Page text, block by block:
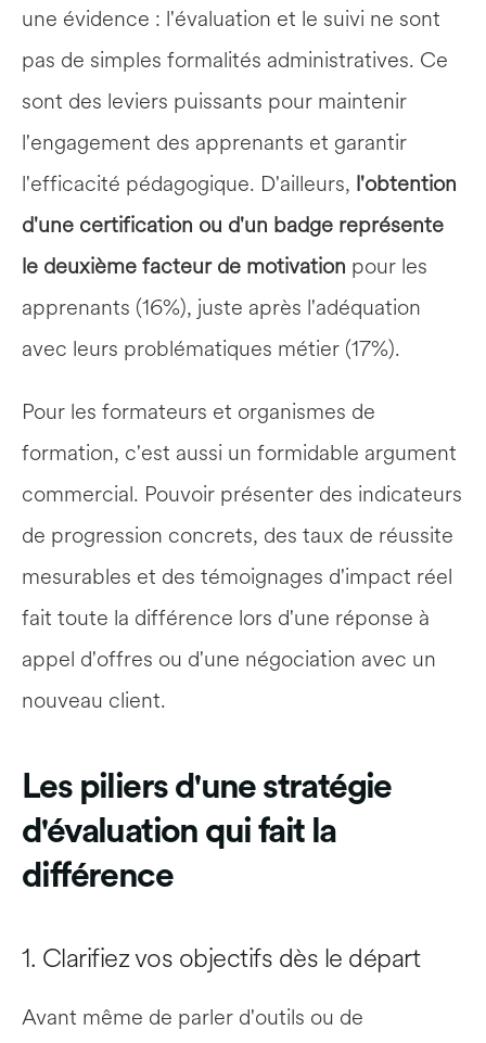
une évidence : l'évaluation et le suivi ne sont
pas de simples formalités administratives. Ce
sont des leviers puissants pour maintenir
l'engagement des apprenants et garantir
l'efficacité pédagogique. D'ailleurs, l'obtention
d'une certification ou d'un badge représente
le deuxième facteur de motivation pour les
apprenants (16%), juste après l'adéquation
avec leurs problématiques métier (17%).
Pour les formateurs et organismes de
formation, c'est aussi un formidable argument
commercial. Pouvoir présenter des indicateurs
de progression concrets, des taux de réussite
mesurables et des témoignages d'impact réel
fait toute la différence lors d'une réponse à
appel d'offres ou d'une négociation avec un
nouveau client.
Les piliers d'une stratégie
d'évaluation qui fait la
différence
1. Clarifiez vos objectifs dès le départ
Avant même de parler d'outils ou de